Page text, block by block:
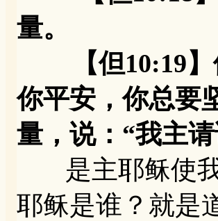
量。
【但10:19】
你平安，你总要
量，说：“我主
是主耶稣使我
耶稣是谁？就是